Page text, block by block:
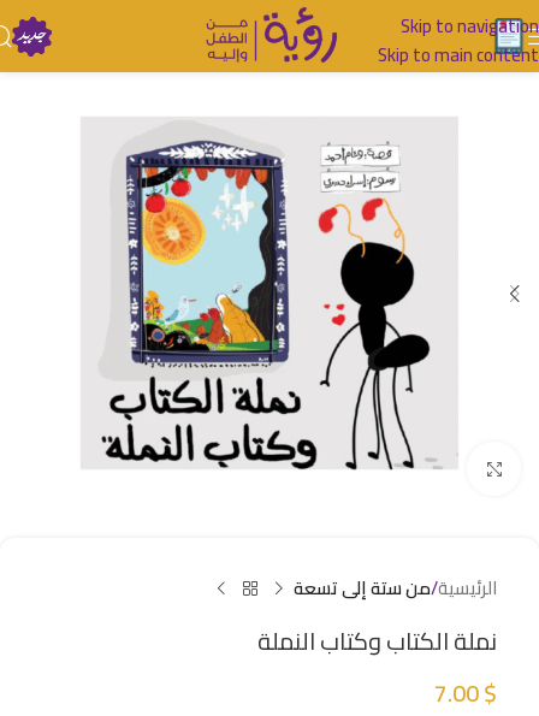
Skip to navigation
Skip to main content
اضغط للتكبير
الرئيسية من ستة إلى تسعة
نملة الكتاب وكتاب النملة
7.00$